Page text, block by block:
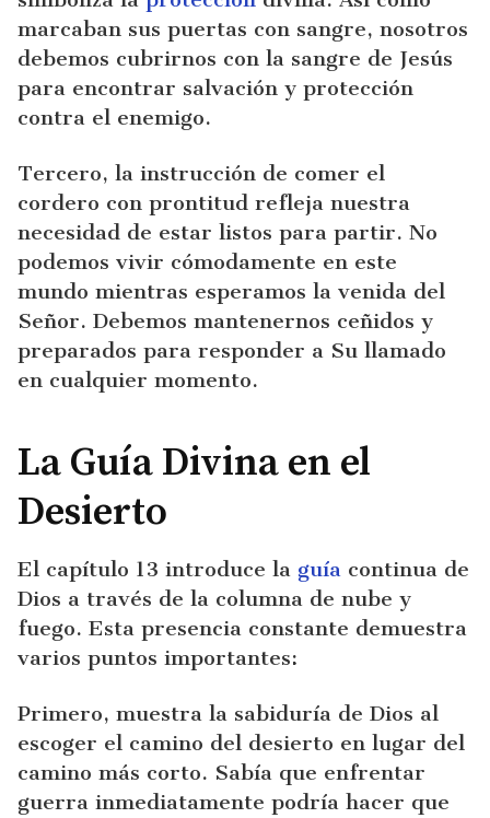
marcaban sus puertas con sangre, nosotros
debemos cubrirnos con la sangre de Jesús
para encontrar salvación y protección
contra el enemigo.
Tercero, la instrucción de comer el
cordero con prontitud refleja nuestra
necesidad de estar listos para partir. No
podemos vivir cómodamente en este
mundo mientras esperamos la venida del
Señor. Debemos mantenernos ceñidos y
preparados para responder a Su llamado
en cualquier momento.
La Guía Divina en el
Desierto
El capítulo 13 introduce la guía continua de
Dios a través de la columna de nube y
fuego. Esta presencia constante demuestra
varios puntos importantes:
Primero, muestra la sabiduría de Dios al
escoger el camino del desierto en lugar del
camino más corto. Sabía que enfrentar
guerra inmediatamente podría hacer que